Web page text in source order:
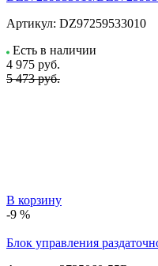
Артикул: DZ97259533010
Есть в наличии
4 975 руб.
5 473 руб.
В корзину
-9 %
Блок управления